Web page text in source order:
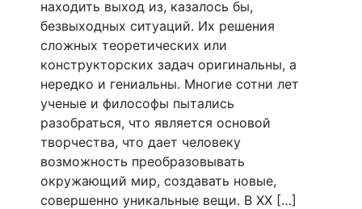
находить выход из, казалось бы,
безвыходных ситуаций. Их решения
сложных теоретических или
конструкторских задач оригинальны, а
нередко и гениальны. Многие сотни лет
ученые и философы пытались
разобраться, что является основой
творчества, что дает человеку
возможность преобразовывать
окружающий мир, создавать новые,
совершенно уникальные вещи. В XX […]